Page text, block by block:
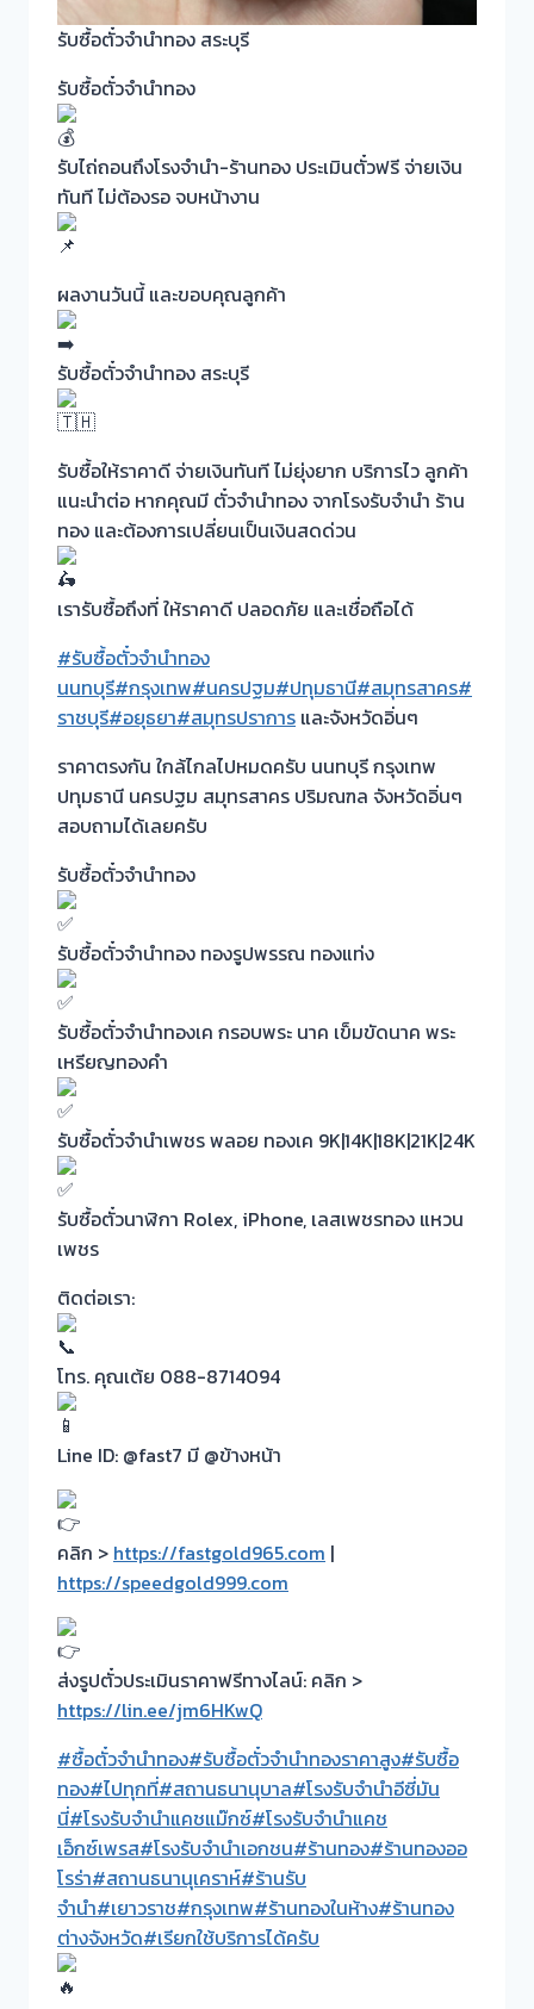
รับซื้อตั๋วจำนำทอง สระบุรี
รับซื้อตั๋วจำนำทอง
รับไถ่ถอนถึงโรงจำนำ-ร้านทอง ประเมินตั๋วฟรี จ่ายเงิน
ทันที ไม่ต้องรอ จบหน้างาน
ผลงานวันนี้ และขอบคุณลูกค้า
รับซื้อตั๋วจำนำทอง สระบุรี
รับซื้อให้ราคาดี จ่ายเงินทันที ไม่ยุ่งยาก บริการไว ลูกค้า
แนะนำต่อ หากคุณมี ตั๋วจำนำทอง จากโรงรับจำนำ ร้าน
ทอง และต้องการเปลี่ยนเป็นเงินสดด่วน
เรารับซื้อถึงที่ ให้ราคาดี ปลอดภัย และเชื่อถือได้
#รับซื้อตั๋วจำนำทอง
นนทบุรี#กรุงเทพ#นครปฐม#ปทุมธานี#สมุทรสาคร#
ราชบุรี#อยุธยา#สมุทรปราการ และจังหวัดอิ่นๆ
ราคาตรงกัน ใกล้ไกลไปหมดครับ นนทบุรี กรุงเทพ
ปทุมธานี นครปฐม สมุทรสาคร ปริมณฑล จังหวัดอิ่นๆ
สอบถามได้เลยครับ
รับซื้อตั๋วจำนำทอง
รับซื้อตั๋วจำนำทอง ทองรูปพรรณ ทองแท่ง
รับซื้อตั๋วจำนำทองเค กรอบพระ นาค เข็มขัดนาค พระ
เหรียญทองคำ
รับซื้อตั๋วจำนำเพชร พลอย ทองเค 9K|14K|18K|21K|24K
รับซื้อตั๋วนาฬิกา Rolex, iPhone, เลสเพชรทอง แหวน
เพชร
ติดต่อเรา:
โทร. คุณเต้ย 088-8714094
Line ID: @fast7 มี @ข้างหน้า
คลิก > https://fastgold965.com |
https://speedgold999.com
ส่งรูปตั๋วประเมินราคาฟรีทางไลน์: คลิก >
https://lin.ee/jm6HKwQ
#ซื้อตั๋วจำนำทอง#รับซื้อตั๋วจำนำทองราคาสูง#รับซื้อ
ทอง#ไปทุกที่#สถานธนานุบาล#โรงรับจำนำอีซี่มัน
นี่#โรงรับจำนำแคชแม๊กซ์#โรงรับจำนำแคช
เอ็กซ์เพรส#โรงรับจำนำเอกชน#ร้านทอง#ร้านทองออ
โรร่า#สถานธนานุเคราห์#ร้านรับ
จำนำ#เยาวราช#กรุงเทพ#ร้านทองในห้าง#ร้านทอง
ต่างจังหวัด#เรียกใช้บริการได้ครับ